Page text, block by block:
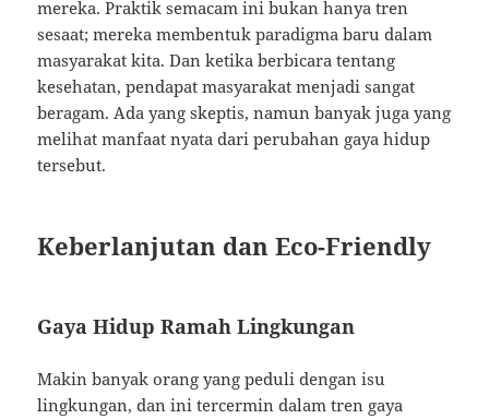
mereka. Praktik semacam ini bukan hanya tren
sesaat; mereka membentuk paradigma baru dalam
masyarakat kita. Dan ketika berbicara tentang
kesehatan, pendapat masyarakat menjadi sangat
beragam. Ada yang skeptis, namun banyak juga yang
melihat manfaat nyata dari perubahan gaya hidup
tersebut.
Keberlanjutan dan Eco-Friendly
Gaya Hidup Ramah Lingkungan
Makin banyak orang yang peduli dengan isu
lingkungan, dan ini tercermin dalam tren gaya